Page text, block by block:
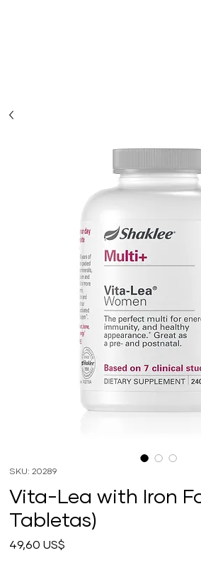
SKU: 20289
Vita-Lea with Iron
Tabletas)
49,60 US$